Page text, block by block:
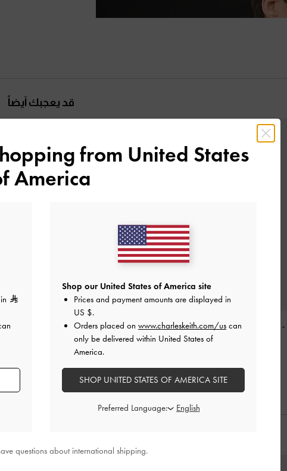
قد يعجبك آيضاً
-
حقيبة كتف ليني بسلسلة معدنية أنيقة
- بني محمر
حقيبة كتف أغاثا بسلسلة
from United States
America
Shop our United States of America site
Prices and payment amounts are displayed in
US $.
Orders placed on www.charleskeith.com/us can
only be delivered within United States of
America.
SHOP UNITED STATES OF AMERICA SITE
Preferred Language:
questions about international shipping.